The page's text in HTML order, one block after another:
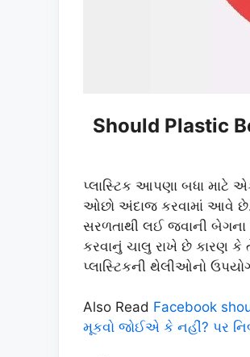
Should Plastic
પ્લાસ્ટિક આપણા બધા માટે
ઓછો અંદાજ કરવામાં આવે છે.
સરળતાથી લઈ જવાની બેગના
કરવાનું ચાલુ રાખે છે કારણ
પ્લાસ્ટિકની થેલીઓનો
Also Read Facebook
મૂકવો જોઈએ કે નહીં? પર